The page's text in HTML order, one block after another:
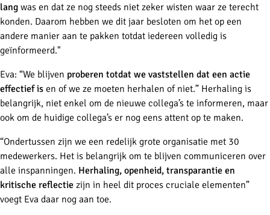
lang was en dat ze nog steeds niet zeker wisten waar ze terecht
konden. Daarom hebben we dit jaar besloten om het op een
andere manier aan te pakken totdat iedereen volledig is
geïnformeerd."
Eva: “We blijven proberen totdat we vaststellen dat een actie
effectief is en of we ze moeten herhalen of niet.” Herhaling is
belangrijk, niet enkel om de nieuwe collega’s te informeren, maar
ook om de huidige collega’s er nog eens attent op te maken.
“Ondertussen zijn we een redelijk grote organisatie met 30
medewerkers. Het is belangrijk om te blijven communiceren over
alle inspanningen. Herhaling, openheid, transparantie en
kritische reflectie zijn in heel dit proces cruciale elementen”
voegt Eva daar nog aan toe.